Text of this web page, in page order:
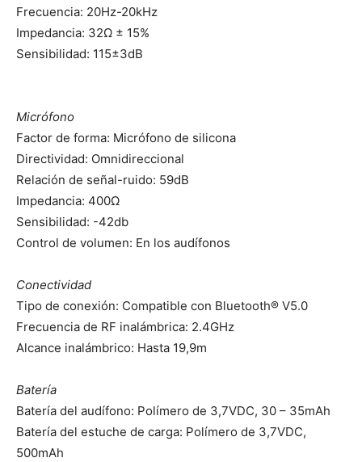
Frecuencia: 20Hz-20kHz
Impedancia: 32Ω ± 15%
Sensibilidad: 115±3dB
Micrófono
Factor de forma: Micrófono de silicona
Directividad: Omnidireccional
Relación de señal-ruido: 59dB
Impedancia: 400Ω
Sensibilidad: -42db
Control de volumen: En los audífonos
Conectividad
Tipo de conexión: Compatible con Bluetooth® V5.0
Frecuencia de RF inalámbrica: 2.4GHz
Alcance inalámbrico: Hasta 19,9m
Batería
Batería del audífono: Polímero de 3,7VDC, 30 – 35mAh
Batería del estuche de carga: Polímero de 3,7VDC,
500mAh